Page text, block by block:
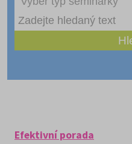
Efektivní porada